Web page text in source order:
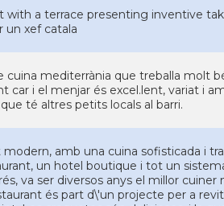
with a terrace presenting inventive
un xef catala
cuina mediterrània que treballa molt
car i el menjar és excel.lent, variat i
té altres petits locals al barri.
modern, amb una cuina sofisticada i
un hotel boutique i tot un
va ser diversos anys el millor
és part d\'un projecte per a